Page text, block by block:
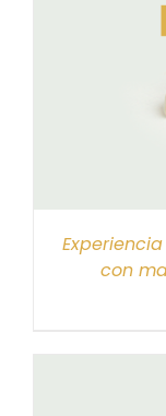
Experiencia
con